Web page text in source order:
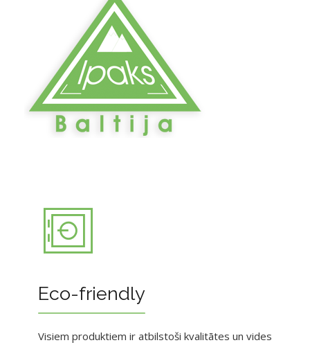
Eco-friendly
Visiem produktiem ir atbilstoši kvalitātes un vides